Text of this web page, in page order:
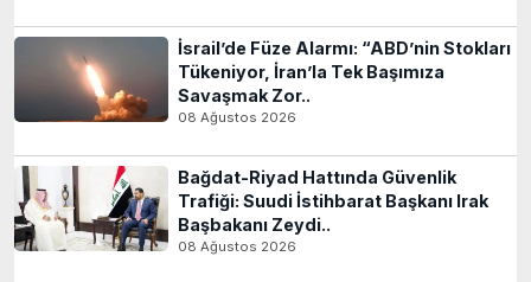
İsrail’de Füze Alarmı: “ABD’nin Stokları
Tükeniyor, İran’la Tek Başımıza
Savaşmak Zor..
08 Ağustos 2026
Bağdat-Riyad Hattında Güvenlik
Trafiği: Suudi İstihbarat Başkanı Irak
Başbakanı Zeydi..
08 Ağustos 2026